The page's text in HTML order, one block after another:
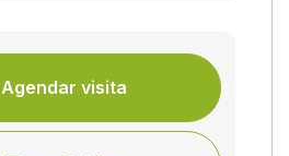
Agendar visita